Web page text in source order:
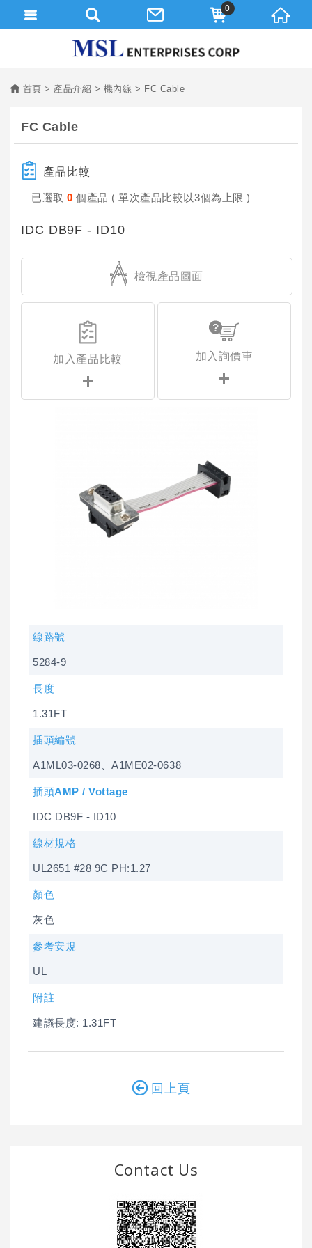
首頁 產品介紹 機內線 FC Cable
FC Cable
產品比較
已選取 0個產品 ( 單次產品比較以3個為上限 )
IDC DB9F - ID10
檢視產品圖面
加入產品比較 加入詢價車
線路號
5284-9
長度
1.31FT
插頭編號
A1ML03-0268、A1ME02-0638
插頭AMP / Vottage
IDC DB9F - ID10
線材規格
UL2651 #28 9C PH:1.27
顏色
灰色
參考安規
UL
附註
建議長度: 1.31FT
回上頁
Contact Us
0